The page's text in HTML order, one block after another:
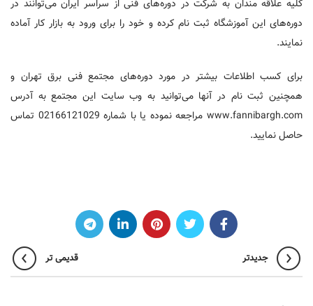
کلیه علاقه مندان به شرکت در دوره‌های فنی از سراسر ایران می‌توانند در
دوره‌های این آموزشگاه ثبت نام کرده و خود را برای ورود به بازار کار آماده
نمایند.
برای کسب اطلاعات بیشتر در مورد دوره‌های مجتمع فنی برق تهران و
همچنین ثبت نام در آنها می‌توانید به وب سایت این مجتمع به آدرس
www.fannibargh.com مراجعه نموده یا با شماره 02166121029 تماس
حاصل نمایید.
جدیدتر قدیمی تر